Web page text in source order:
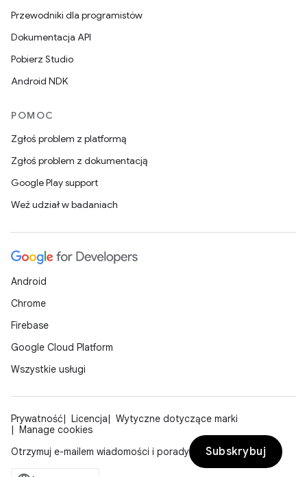
Przewodniki dla programistów
Dokumentacja API
Pobierz Studio
Android NDK
POMOC
Zgłoś problem z platformą
Zgłoś problem z dokumentacją
Google Play support
Weź udział w badaniach
Android
Chrome
Firebase
Google Cloud Platform
Wszystkie usługi
Prywatność Licencja
Wytyczne dotyczące marki
Manage cookies
Otrzymuj e-mailem wiadomości i porady
Subskrybuj